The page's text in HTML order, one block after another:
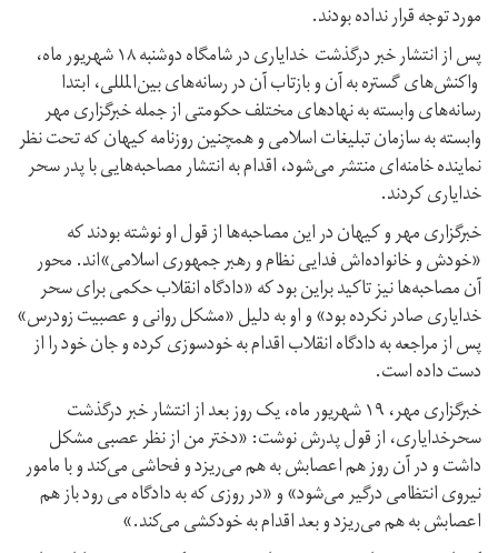
مورد توجه قرار نداده بودند.
پس از انتشار خبر درگذشت خدایاری در شامگاه دوشنبه ۱۸ شهریور ماه،
واکنش‌های گستره به آن و بازتاب آن در رسانه‌های بین‌المللی، ابتدا
رسانه‌های وابسته به نهادهای مختلف حکومتی از جمله خبرگزاری مهر
وابسته به سازمان تبلیغات اسلامی و همچنین روزنامه کیهان که تحت نظر
نماینده خامنه‌ای منتشر می‌شود، اقدام به انتشار مصاحبه‌هایی با پدر سحر
خدایاری کردند.
خبرگزاری مهر و کیهان در این مصاحبه‌ها از قول او نوشته بودند که
«خودش و خانواده‌اش فدایی نظام و رهبر جمهوری اسلامی»‌اند. محور
آن مصاحبه‌ها نیز تاکید براین بود که «دادگاه انقلاب حکمی برای سحر
خدایاری صادر نکرده بود» و او به دلیل «مشکل روانی و عصبیت زودرس»
پس از مراجعه به دادگاه انقلاب اقدام به خودسوزی کرده و جان خود را از
دست داده است.
خبرگزاری مهر، ۱۹ شهریور ماه، یک روز بعد از انتشار خبر درگذشت
سحرخدایاری، از قول پدرش نوشت: «دختر من از نظر عصبی مشکل
داشت و در آن روز هم اعصابش به هم می‌ریزد و فحاشی می‌کند و با مامور
نیروی انتظامی درگیر می‌شود» و «در روزی که به دادگاه می رود باز هم
اعصابش به هم می‌ریزد و بعد اقدام به خودکشی می‌کند.»